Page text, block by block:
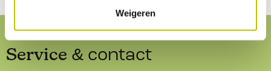
Weigeren
Service & contact